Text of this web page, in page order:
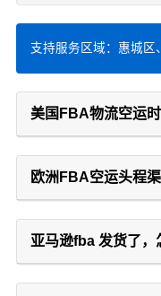
支持服务区域：惠城区
美国FBA物流空运
欧洲FBA空运头程
亚马逊fba 发货了，